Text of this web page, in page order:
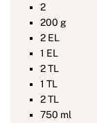
2
200 g
2 EL
1 EL
2TL
1 TL
2TL
750 ml